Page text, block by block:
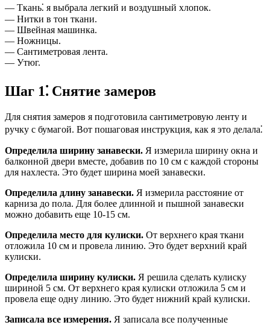
— Ткань⁚ я выбрала легкий и воздушный хлопок.
— Нитки в тон ткани.
— Швейная машинка.
— Ножницы.
— Сантиметровая лента.
— Утюг.
Шаг 1⁚ Снятие замеров
Для снятия замеров я подготовила сантиметровую ленту и
ручку с бумагой. Вот пошаговая инструкция, как я это делала⁚
Определила ширину занавески. Я измерила ширину окна и
балконной двери вместе, добавив по 10 см с каждой стороны
для нахлеста. Это будет ширина моей занавески.
Определила длину занавески. Я измерила расстояние от
карниза до пола. Для более длинной и пышной занавески
можно добавить еще 10-15 см.
Определила место для кулиски. От верхнего края ткани
отложила 10 см и провела линию. Это будет верхний край
кулиски.
Определила ширину кулиски. Я решила сделать кулиску
шириной 5 см. От верхнего края кулиски отложила 5 см и
провела еще одну линию. Это будет нижний край кулиски.
Записала все измерения. Я записала все полученные